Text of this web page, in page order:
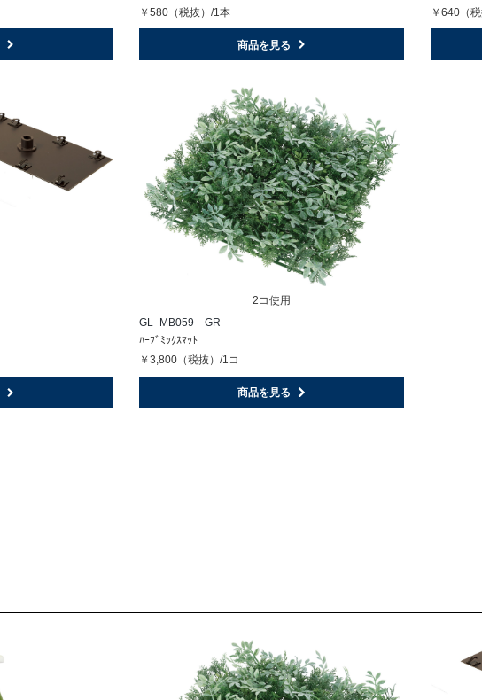
￥580（税抜）/1本
商品を見る
￥640（
2コ使用
GL -MB059 GR
ﾊｰﾌﾞﾐｯｸｽﾏｯﾄ
￥3,800（税抜）/1コ
商品を見る